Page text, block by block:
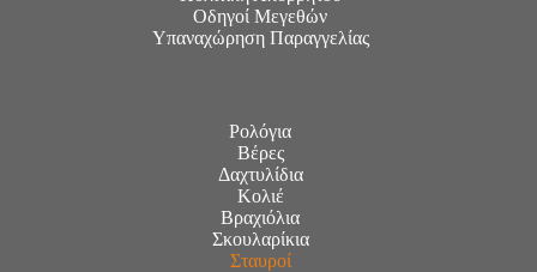
Οδηγοί Μεγεθών
Υπαναχώρηση Παραγγελίας
Ρολόγια
Βέρες
Δαχτυλίδια
Κολιέ
Βραχιόλια
Σκουλαρίκια
Σταυροί